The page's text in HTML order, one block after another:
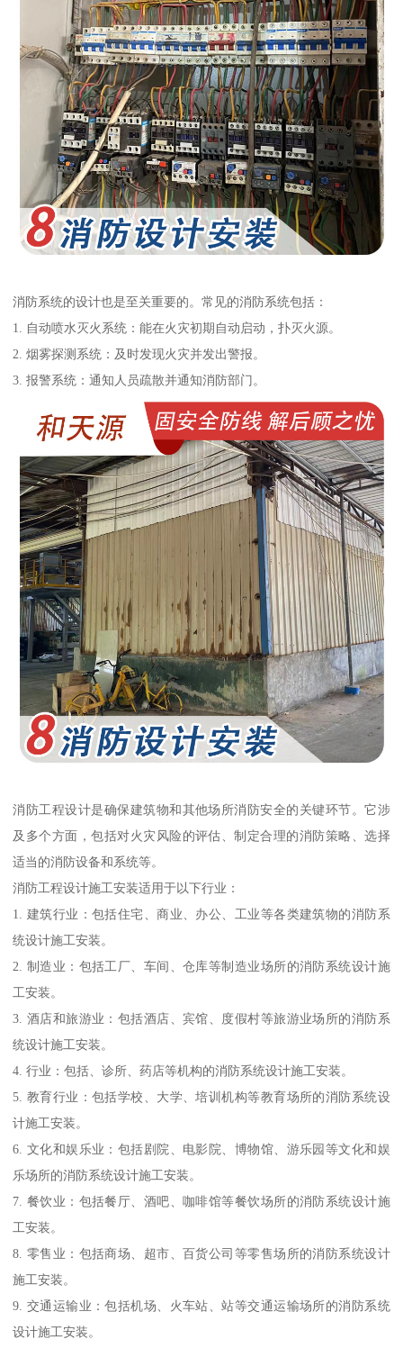
消防系统的设计也是至关重要的。常见的消防系统包括：
1. 自动喷水灭火系统：能在火灾初期自动启动，扑灭火源。
2. 烟雾探测系统：及时发现火灾并发出警报。
3. 报警系统：通知人员疏散并通知消防部门。
消防工程设计是确保建筑物和其他场所消防安全的关键环节。它涉
及多个方面，包括对火灾风险的评估、制定合理的消防策略、选择
适当的消防设备和系统等。
消防工程设计施工安装适用于以下行业：
1. 建筑行业：包括住宅、商业、办公、工业等各类建筑物的消防系
统设计施工安装。
2. 制造业：包括工厂、车间、仓库等制造业场所的消防系统设计施
工安装。
3. 酒店和旅游业：包括酒店、宾馆、度假村等旅游业场所的消防系
统设计施工安装。
4. 行业：包括、诊所、药店等机构的消防系统设计施工安装。
5. 教育行业：包括学校、大学、培训机构等教育场所的消防系统设
计施工安装。
6. 文化和娱乐业：包括剧院、电影院、博物馆、游乐园等文化和娱
乐场所的消防系统设计施工安装。
7. 餐饮业：包括餐厅、酒吧、咖啡馆等餐饮场所的消防系统设计施
工安装。
8. 零售业：包括商场、超市、百货公司等零售场所的消防系统设计
施工安装。
9. 交通运输业：包括机场、火车站、站等交通运输场所的消防系统
设计施工安装。